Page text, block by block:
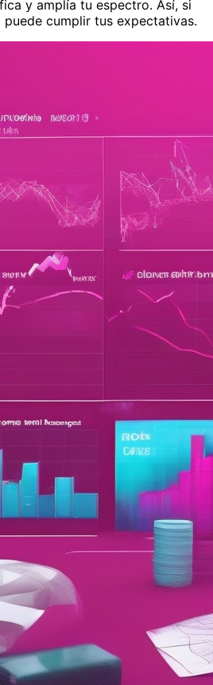
y amplía tu espectro. Así, si
cumplir tus expectativas.